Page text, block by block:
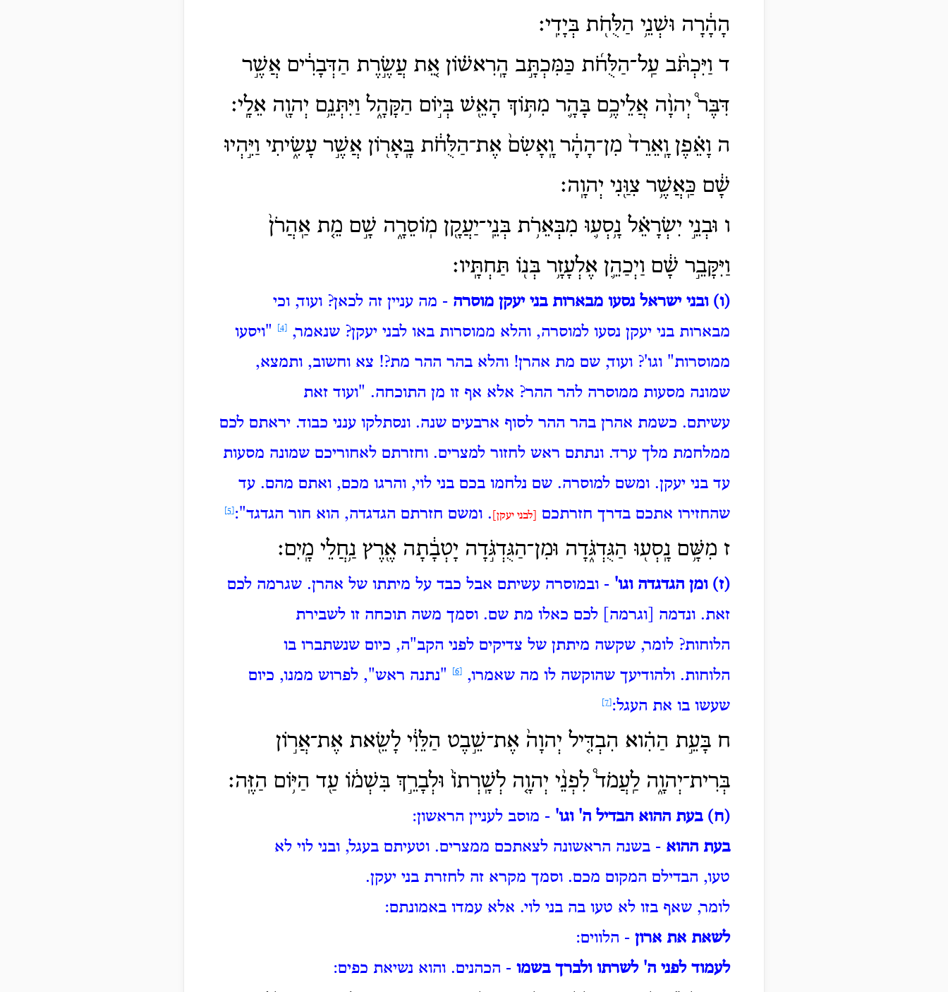
הָהָ֔רָה וּשְׁנֵ֥י הַלֻּחֹ֖ת בְּיָדִֽי׃
ד וַיִּכְתֹּ֨ב עַֽל־הַלֻּחֹ֜ת כַּמִּכְתָּ֣ב הָֽרִאשׁ֗וֹן אֵ֚ת עֲשֶׂ֣רֶת הַדְּבָרִ֔ים אֲשֶׁ֣ר
דִּבֶּר֩ יְהוָ֨ה אֲלֵיכֶ֥ם בָּהָ֛ר מִתּ֥וֹךְ הָאֵ֖שׁ בְּי֣וֹם הַקָּהָ֑ל וַיִּתְּנֵ֥ם יְהוָ֖ה אֵלָֽי׃
ה וָאֵ֗פֶן וָֽאֵרֵד֙ מִן־הָהָ֔ר וָֽאָשִׂם֙ אֶת־הַלֻּחֹ֔ת בָּֽאָר֖וֹן אֲשֶׁ֣ר עָשִׂ֑יתִי וַיִּ֣הְיוּ
שָׁ֔ם כַּֽאֲשֶׁ֥ר צִוַּ֖נִי יְהוָֽה׃
ו וּבְנֵ֣י יִשְׂרָאֵ֗ל נָ֥סְע֛וּ מִבְּאֵרֹ֥ת בְּנֵֽי־יַעֲקָ֖ן מֽוֹסֵרָ֑ה שָׁ֣ם מֵ֤ת אַֽהֲרֹן֙
וַיִּקָּבֵ֣ר שָׁ֔ם וַיְכַהֵ֛ן אֶלְעָזָ֥ר בְּנ֖וֹ תַּחְתָּֽיו׃
(ו) ובני ישראל נסעו מבארות בני יעקן מוסרה - מה עניין זה לכאן? ועוד, וכי
מבארות בני יעקן נסעו למוסרה, והלא ממוסרות באו לבני יעקן? שנאמר,
"ויסעו
ממוסרות" וגו'? ועוד, שם מת אהרן! והלא בהר ההר מת?! צא וחשוב, ותמצא,
שמונה מסעות ממוסרה להר ההר? אלא אף זו מן התוכחה. "ועוד זאת
עשיתם. כשמת אהרן בהר ההר לסוף ארבעים שנה. ונסתלקו ענני כבוד. יראתם לכם
ממלחמת מלך ערד. ונתתם ראש לחזור למצרים. וחזרתם לאחוריכם שמונה מסעות
עד בני יעקן. ומשם למוסרה. שם נלחמו בכם בני לוי, והרגו מכם, ואתם מהם. עד
שהחזירו אתכם בדרך חזרתכם
[לבני יעקן] . ומשם חזרתם הגדגדה, הוא חור הגדגד":
ז מִשָּׁ֥ם נָֽסְע֖וּ הַגֻּדְגֹּ֑דָה וּמִן־הַגֻּדְגֹּ֣דָה יָטְבָ֔תָה אֶ֖רֶץ נַ֥חֲלֵי מָֽיִם׃
(ז) ומן הגדגדה וגו' - ובמוסרה עשיתם אבל כבד על מיתתו של אהרן. שגרמה לכם
זאת. ונדמה [וגרמה] לכם כאלו מת שם. וסמך משה תוכחה זו לשבירת
הלוחות? לומר, שקשה מיתתן של צדיקים לפני הקב"ה, כיום שנשתברו בו
הלוחות. ולהודיעך שהוקשה לו מה שאמרו,
"נתנה ראש", לפרוש ממנו, כיום
שעשו בו את העגל:
ח בָּעֵ֣ת הַהִ֗וא הִבְדִּ֤יל יְהוָה֙ אֶת־שֵׁ֣בֶט הַלֵּוִ֔י לָשֵׂ֖את אֶת־אֲר֣וֹן
בְּרִית־יְהוָ֑ה לַֽעֲמֹד֩ לִפְנֵ֨י יְהוָ֤ה לְשָֽׁרְתוֹ֙ וּלְבָרֵ֣ךְ בִּשְׁמ֔וֹ עַ֖ד הַיּ֥וֹם הַזֶּֽה׃
(ח) בעת ההוא הבדיל ה' וגו' - מוסב לעניין הראשון:
בעת ההוא - בשנה הראשונה לצאתכם ממצרים. וטעיתם בעגל, ובני לוי לא
טעו, הבדילם המקום מכם. וסמך מקרא זה לחזרת בני יעקן.
לומר, שאף בזו לא טעו בה בני לוי. אלא עמדו באמונתם:
לשאת את ארון - הלווים:
לעמוד לפני ה' לשרתו ולברך בשמו - הכהנים. והוא נשיאת כפים: